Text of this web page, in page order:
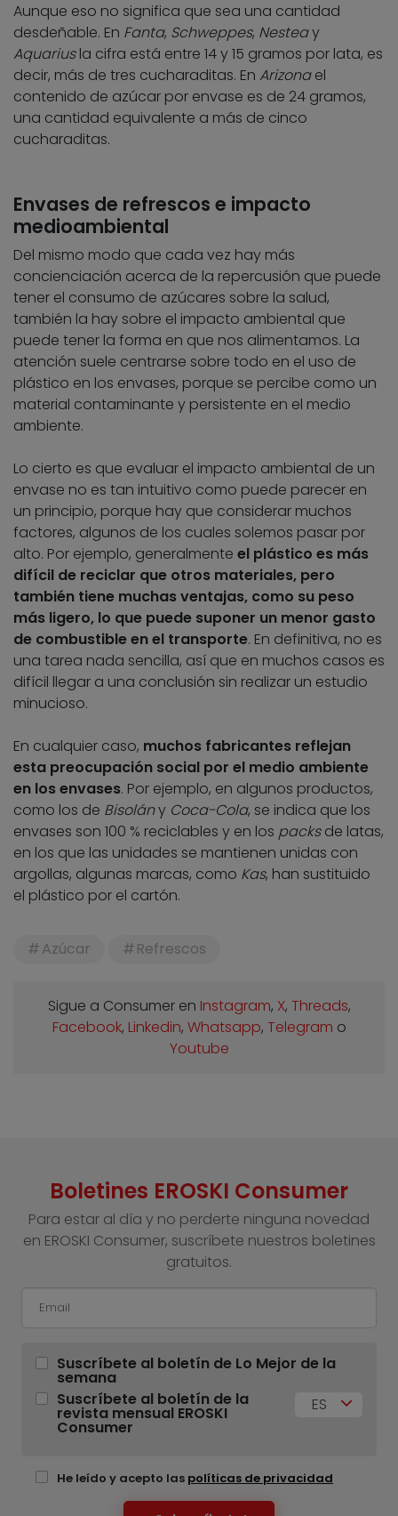
Aunque eso no significa que sea una cantidad
desdeñable. En Fanta, Schweppes, Nesteay
Aquariusla cifra está entre 14 y 15 gramos por lata, es
decir, más de tres cucharaditas. En Arizonael
contenido de azúcar por envase es de 24 gramos,
una cantidad equivalente a más de cinco
cucharaditas.
Envases de refrescos e impacto
medioambiental
Del mismo modo que cada vez hay más
concienciación acerca de la repercusión que puede
tener el consumo de azúcares sobre la salud,
también la hay sobre el impacto ambiental que
puede tener la forma en que nos alimentamos. La
atención suele centrarse sobre todo en el uso de
plástico en los envases, porque se percibe como un
material contaminante y persistente en el medio
ambiente.
Lo cierto es que evaluar el impacto ambiental de un
envase no es tan intuitivo como puede parecer en
un principio, porque hay que considerar muchos
factores, algunos de los cuales solemos pasar por
alto. Por ejemplo, generalmente el plástico es más
difícil de reciclar que otros materiales, pero
también tiene muchas ventajas, como su peso
más ligero, lo que puede suponer un menor gasto
de combustible en el transporte. En definitiva, no es
una tarea nada sencilla, así que en muchos casos es
difícil llegar a una conclusión sin realizar un estudio
minucioso.
En cualquier caso, muchos fabricantes reflejan
esta preocupación social por el medio ambiente
en los envases. Por ejemplo, en algunos productos,
como los de Bisolány Coca-Cola, se indica que los
envases son 100 % reciclables y en los packsde latas,
en los que las unidades se mantienen unidas con
argollas, algunas marcas, como Kas, han sustituido
el plástico por el cartón.
Azúcar Refrescos
Sigue a Consumer en Instagram, X, Threads,
Facebook, Linkedin, Whatsapp, Telegram o
Youtube
Boletines EROSKI Consumer
Para estar al día y no perderte ninguna novedad
en EROSKI Consumer, suscríbete nuestros boletines
gratuitos.
Suscríbete al boletín de Lo Mejor de la
semana
Suscríbete al boletín de la
revista mensual EROSKI
Consumer
ES
He leído y acepto las políticas de privacidad